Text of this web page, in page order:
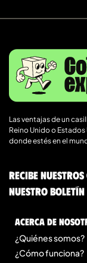
Las ventajas de un
Reino Unido o
donde estés en el
Recibe
nuestro
Acerca de
¿Quiénes somos?
¿Cómo funciona?